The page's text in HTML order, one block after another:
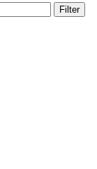
Filter